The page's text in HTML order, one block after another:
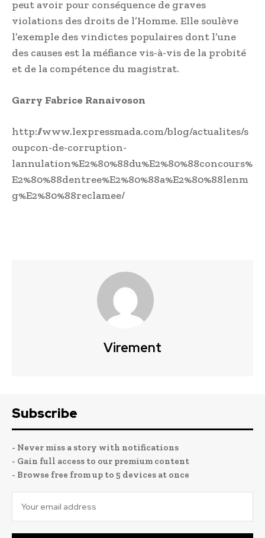
peut avoir pour conséquence de graves
violations des droits de l’Homme. Elle soulève
l’exemple des vindictes populaires dont l’une
des causes est la méfiance vis-à-vis de la probité
et de la compétence du magistrat.
Garry Fabrice Ranaivoson
http://www.lexpressmada.com/blog/actualites/s
oupcon-de-corruption-
lannulation%E2%80%88du%E2%80%88concours%
E2%80%88dentree%E2%80%88a%E2%80%88lenm
g%E2%80%88reclamee/
Virement
Subscribe
- Never miss a story with notifications
- Gain full access to our premium content
- Browse free from up to 5 devices at once